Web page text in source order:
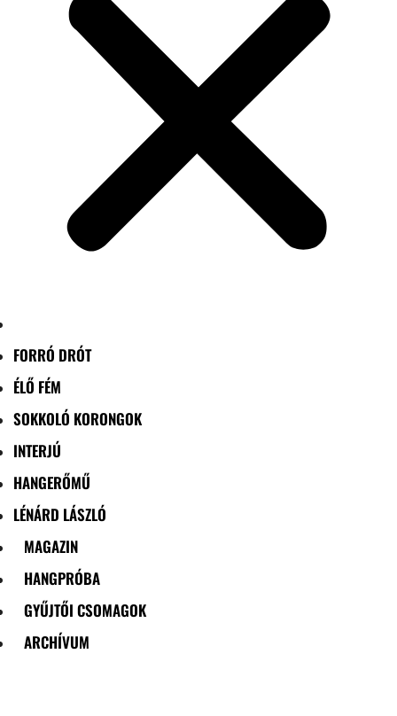
FORRÓ DRÓT
ÉLŐ FÉM
SOKKOLÓ KORONGOK
INTERJÚ
HANGERŐMŰ
LÉNÁRD LÁSZLÓ
MAGAZIN
HANGPRÓBA
GYŰJTŐI CSOMAGOK
ARCHÍVUM